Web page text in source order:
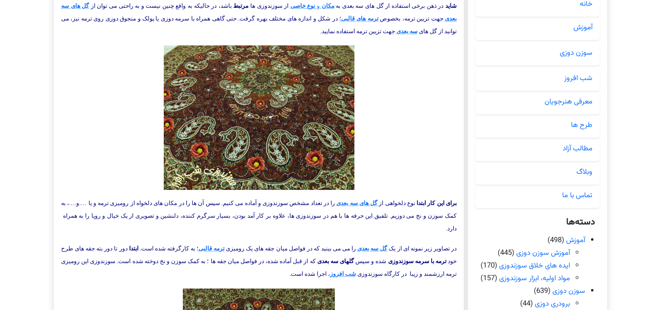
شایددر ذهن برخی استفاده از گل های سه بعدی بهمکان و نوع خاصی از سوزندوزی ها مرتبط باشد، در حالیکه به واقع چنین نیست و به راحتی می توان ازگل های سه
بعدی جهت تزیین ترمه، بخصوصترمه های قالبی؛ در شکل و اندازه های مختلف بهره گرفت. حتی گاهی همراه با سرمه دوزی یا پولک و منجوق دوزی روی ترمه نیز، می
توانید از گل هایسه بعدی جهت تزیین ترمه استفاده نمایید.
برای این کار ابتدا نوع دلخواهی ازگل های سه بعدیرا در تعداد مشخص سوزندوزی و آماده می کنیم. سپس آن ها را در مکان های دلخواه از رومیزی ترمه و یا ….و….، به
کمک سوزن و نخ می دوزیم. تلفیق این حرفه ها با هم در سوزندوزی ها، علاوه بر کار آمد بودن، بسیار سرگرم کننده، دلنشین و تصویری از یک خیال و رویا را به همراه
دارد.
در تصاویر زیر نمونه ای از یکگل سه بعدیرا می می بینید که در فواصل میان جقه های یک رومیزیترمه قالبی؛ به کارگرفته شده است. ابتدا دور تا دور بته جقه های طرح
خودترمه با سرمه سوزندوزی شده و سپسگلهای سه بعدی که از قبل آماده شده، در فواصل میان جقه ها ؛ به کمک سوزن و نخ دوخته شده است. سوزندوزی این رومیزی
ترمه ارزشمند و زیبا در کارگاه سوزندوزیشب افروز ، اجرا شده است.
خانه
آموزش
سوزن دوزی
شب افروز
معرفی هنرجویان
طرح ها
مطالب آزاد
وبلاگ
تماس با ما
دسته‌ها
آموزش (498)
آموزش سوزن دوزی (445)
ایده های خلاق سوزندوزی (170)
مواد اولیه، ابزار سوزندوزی (157)
سوزن دوزی (639)
برودری دوزی (44)